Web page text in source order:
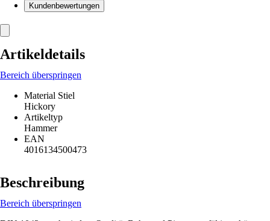
Kundenbewertungen
Artikeldetails
Bereich überspringen
Material Stiel
Hickory
Artikeltyp
Hammer
EAN
4016134500473
Beschreibung
Bereich überspringen